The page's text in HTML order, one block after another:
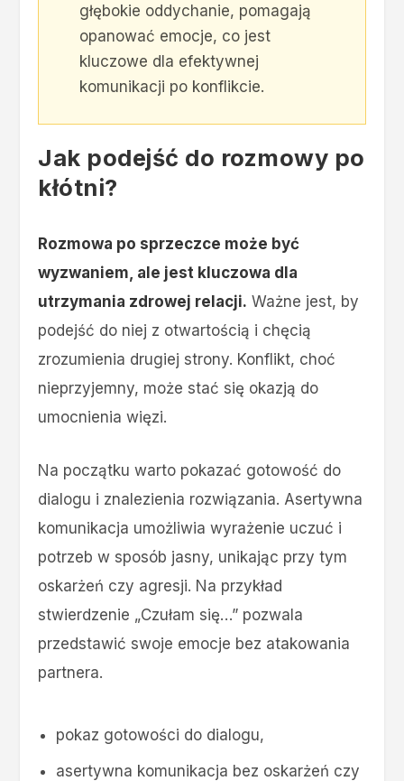
głębokie oddychanie, pomagają
opanować emocje, co jest
kluczowe dla efektywnej
komunikacji po konflikcie.
Jak podejść do rozmowy po
kłótni?
Rozmowa po sprzeczce może być
wyzwaniem, ale jest kluczowa dla
utrzymania zdrowej relacji. Ważne jest, by
podejść do niej z otwartością i chęcią
zrozumienia drugiej strony. Konflikt, choć
nieprzyjemny, może stać się okazją do
umocnienia więzi.
Na początku warto pokazać gotowość do
dialogu i znalezienia rozwiązania. Asertywna
komunikacja umożliwia wyrażenie uczuć i
potrzeb w sposób jasny, unikając przy tym
oskarżeń czy agresji. Na przykład
stwierdzenie „Czułam się…” pozwala
przedstawić swoje emocje bez atakowania
partnera.
pokaz gotowości do dialogu,
asertywna komunikacja bez oskarżeń czy